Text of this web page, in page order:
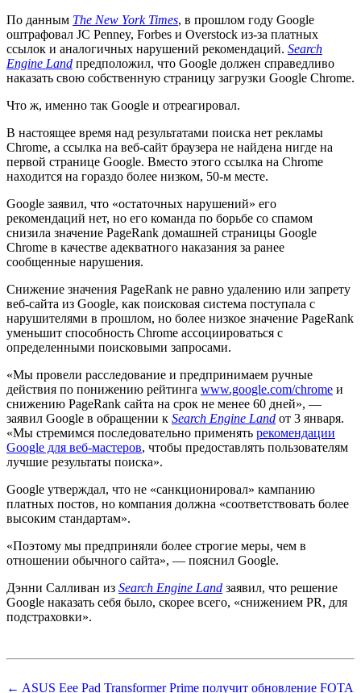
По данным The New York Times, в прошлом году Google
оштрафовал JC Penney, Forbes и Overstock из-за платных
ссылок и аналогичных нарушений рекомендаций. Search
Engine Land предположил, что Google должен справедливо
наказать свою собственную страницу загрузки Google Chrome.
Что ж, именно так Google и отреагировал.
В настоящее время над результатами поиска нет рекламы
Chrome, а ссылка на веб-сайт браузера не найдена нигде на
первой странице Google. Вместо этого ссылка на Chrome
находится на гораздо более низком, 50-м месте.
Google заявил, что «остаточных нарушений» его
рекомендаций нет, но его команда по борьбе со спамом
снизила значение PageRank домашней страницы Google
Chrome в качестве адекватного наказания за ранее
сообщенные нарушения.
Снижение значения PageRank не равно удалению или запрету
веб-сайта из Google, как поисковая система поступала с
нарушителями в прошлом, но более низкое значение PageRank
уменьшит способность Chrome ассоциироваться с
определенными поисковыми запросами.
«Мы провели расследование и предпринимаем ручные
действия по понижению рейтинга www.google.com/chrome и
снижению PageRank сайта на срок не менее 60 дней», —
заявил Google в обращении к Search Engine Land от 3 января.
«Мы стремимся последовательно применять рекомендации
Google для веб-мастеров, чтобы предоставлять пользователям
лучшие результаты поиска».
Google утверждал, что не «санкционировал» кампанию
платных постов, но компания должна «соответствовать более
высоким стандартам».
«Поэтому мы предприняли более строгие меры, чем в
отношении обычного сайта», — пояснил Google.
Дэнни Салливан из Search Engine Land заявил, что решение
Google наказать себя было, скорее всего, «снижением PR, для
подстраховки».
← ASUS Eee Pad Transformer Prime получит обновление FOTA